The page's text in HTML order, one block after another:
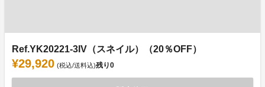
Ref.YK20221-3IV（スネイル）（20％OFF）
¥29,920 (税込/送料込)残り0